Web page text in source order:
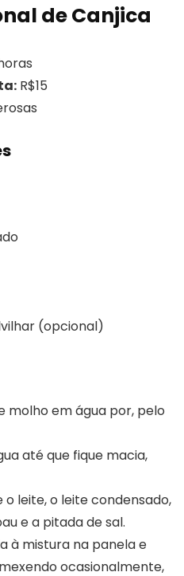
de Canjica
R$15
(opcional)
molho em água por, pelo
até que fique macia,
o leite, o leite condensado,
e a pitada de sal.
à mistura na panela e
ocasionalmente,